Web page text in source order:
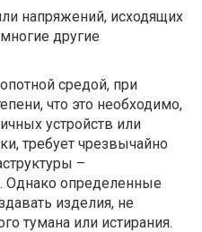
напряжений, исходящих
другие
средой, при
что это необходимо,
устройств или
требует чрезвычайно
–
Однако определенные
изделия, не
тумана или истирания.